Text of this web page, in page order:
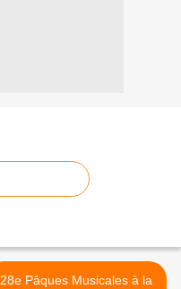
28e Pâques Musicales à la